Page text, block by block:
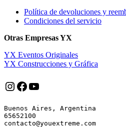
Política de devoluciones y
Condiciones del servicio
Otras Empresas YX
YX Eventos Originales
YX Construcciones y Gráfica
Instagram
Facebook
YouTube
Buenos Aires, Argentina
65652100